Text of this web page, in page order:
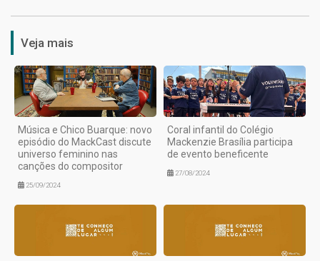
Veja mais
Música e Chico Buarque: novo
episódio do MackCast discute
universo feminino nas
canções do compositor
25/09/2024
Coral infantil do Colégio
Mackenzie Brasília participa
de evento beneficente
27/08/2024